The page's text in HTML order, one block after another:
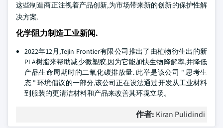
这些制造商正注视着产品创新,为市场带来新的创新的保护性解
决方案.
化学阻力制造工业新闻.
2022年12月,Tejin Frontier有限公司推出了由植物衍生出的新
PLA树脂来帮助减少微塑胶,因为它能加快生物降解率,并降低
产品生命周期时的二氧化碳排放量. 此举是该公司 " 思考生
态 " 环境倡议的一部分,该公司正在设法通过开发从工业材料
到服装的更清洁材料和产品来改善其环境立场。
作者: Kiran Pulidindi